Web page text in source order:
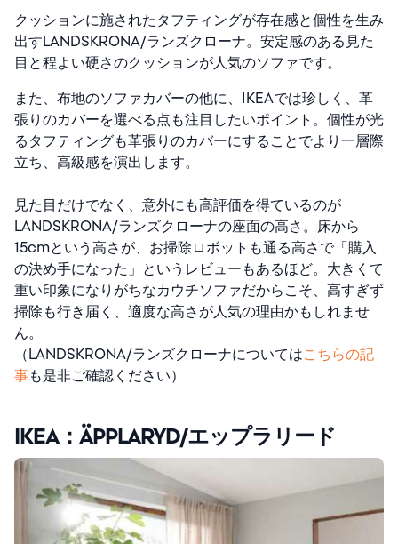
クッションに施されたタフティングが存在感と個性を生み
出すLANDSKRONA/ランズクローナ。安定感のある見た
目と程よい硬さのクッションが人気のソファです。
また、布地のソファカバーの他に、IKEAでは珍しく、革
張りのカバーを選べる点も注目したいポイント。個性が光
るタフティングも革張りのカバーにすることでより一層際
立ち、高級感を演出します。
見た目だけでなく、意外にも高評価を得ているのが
LANDSKRONA/ランズクローナの座面の高さ。床から
15cmという高さが、お掃除ロボットも通る高さで「購入
の決め手になった」というレビューもあるほど。大きくて
重い印象になりがちなカウチソファだからこそ、高すぎず
掃除も行き届く、適度な高さが人気の理由かもしれませ
ん。
（LANDSKRONA/ランズクローナについてはこちらの記
事も是非ご確認ください）
IKEA：ÄPPLARYD/エップラリード